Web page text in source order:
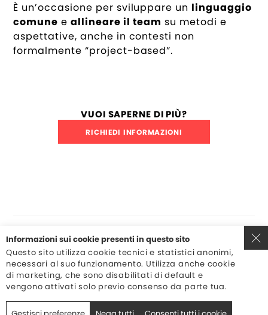
È un’occasione per sviluppare un linguaggio
comune eallineare il team su metodi e
aspettative, anche in contesti non
formalmente “project-based”.
VUOI SAPERNE DI PIÙ?
RICHIEDI INFORMAZIONI
ONOBLO S.R.L SOCIETA' BENEFIT
P.IVA 04861960237
SOCIETÀ BENEFIT
AIUTI DI STATO
CONTATTI
COOKIE POLICY
PRIVACY POLICY
METODO
PARITÀ DI GENERE
Informazioni sui cookie presenti in questo sito
Questo sito utilizza cookie tecnici e statistici anonimi,
necessari al suo funzionamento. Utilizza anche cookie
di marketing, che sono disabilitati di default e
vengono attivati solo previo consenso da parte tua.